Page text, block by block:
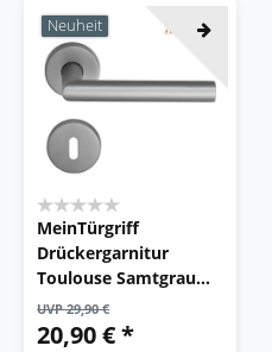
Neuheit
MeinTürgriff
Drückergarnitur
Toulouse Samtgrau
Türdrücker BB PZ WC
Edelstahl Türgriff
UVP 29,90 €
20,90 € *